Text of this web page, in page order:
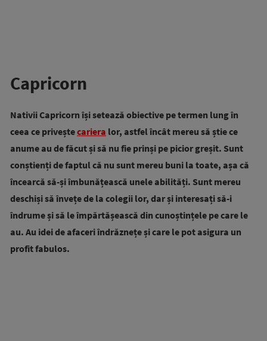
Capricorn
Nativii Capricorn își setează obiective pe termen lung în
ceea ce priveștecariera lor, astfel încât mereu să știe ce
anume au de făcut și să nu fie prinși pe picior greșit. Sunt
conștienți de faptul că nu sunt mereu buni la toate, așa că
încearcă să-și îmbunățească unele abilități. Sunt mereu
deschiși să învețe de la colegii lor, dar și interesați să-i
îndrume și să le împărtășească din cunoștințele pe care le
au. Au idei de afaceri îndrăznețe și care le pot asigura un
profit fabulos.